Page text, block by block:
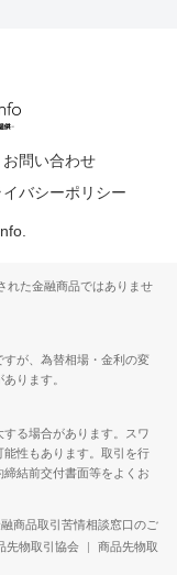
お問い合わせ
イバシーポリシー
れた金融商品ではありませ
が、為替相場・金利の変
ります。
る場合があります。スワ
性もあります。取引を行
結前交付書面等をよくお
商品取引苦情相談窓口のご
先物取引協会 |
商品先物取